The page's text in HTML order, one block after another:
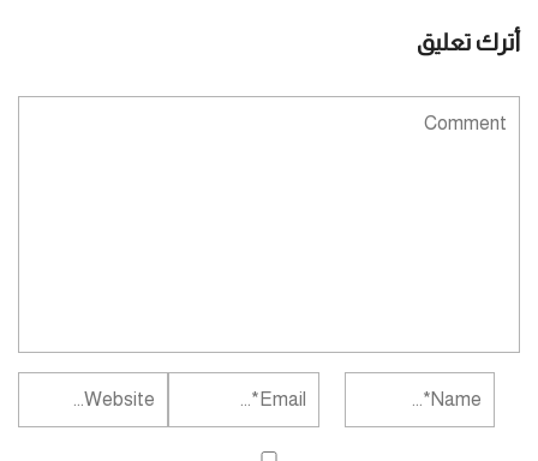
أترك تعليق